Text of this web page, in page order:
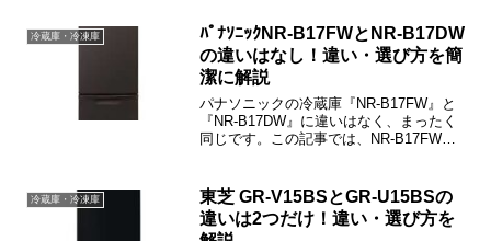
冷蔵庫・冷凍庫
ﾊﾟﾅｿﾆｯｸNR-B17FWとNR-B17DW
の違いはなし！違い・選び方を簡
潔に解説
パナソニックの冷蔵庫『NR-B17FW』と
『NR-B17DW』に違いはなく、まったく
同じです。この記事では、NR-B17FWと
冷蔵庫・冷凍庫
東芝 GR-V15BSとGR-U15BSの
違いは2つだけ！違い・選び方を